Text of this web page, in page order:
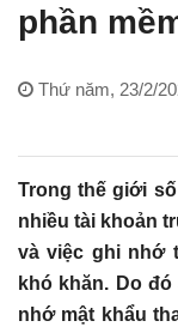
phần
Thứ năm, 23/2/
Trong thế giới
nhiều tài khoản
và việc ghi nhớ
khó khăn. Do
nhớ mật khẩu